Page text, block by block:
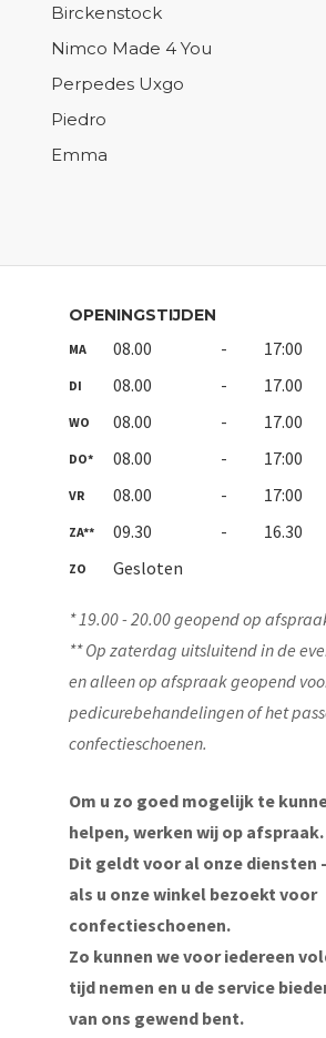
Birckenstock
Nimco Made 4 You
Perpedes Uxgo
Piedro
Emma
OPENINGSTIJDEN
MA 08.00 - 17:00
DI 08.00 - 17.00
WO 08.00 - 17.00
DO* 08.00 - 17:00
VR 08.00 - 17:00
ZA** 09.30 - 16.30
ZO Gesloten
* 19.00 - 20.00 geopend op
** Op zaterdag uitsluitend in de
en alleen op afspraak geopend
pedicurebehandelingen of het
confectieschoenen.
Om u zo goed mogelijk te
helpen, werken wij op afspraak.
Dit geldt voor al onze diensten
als u onze winkel bezoekt voor
confectieschoenen.
Zo kunnen we voor iedereen
tijd nemen en u de service
van ons gewend bent.